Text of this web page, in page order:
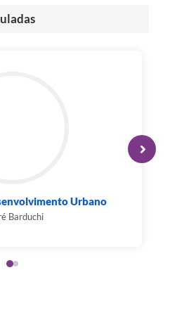
Urbano
Barduchi